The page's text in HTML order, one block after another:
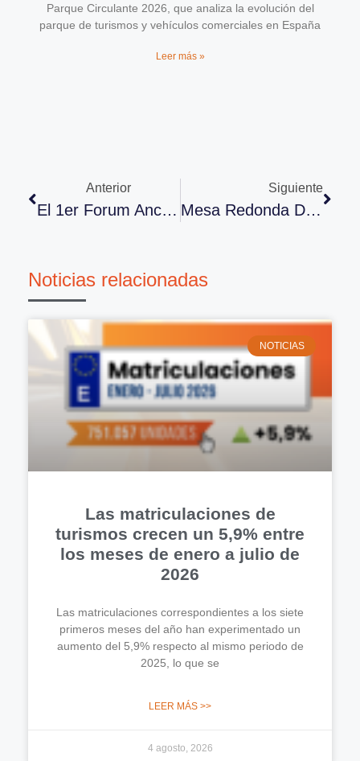
Parque Circulante 2026, que analiza la evolución del
parque de turismos y vehículos comerciales en España
Leer más »
Anterior
El 1er Forum Ancera Sitúa La Digitalización, La Conectividad Y El Medio Ambiente Como Los Ejes Claves Para El Sector De La Distribución De Recambios
Siguiente
Mesa Redonda De SERCA Con La Participación De Ancera: “¿Tiene Futuro La Distribución Atomizada Que Tenemos En El Recambio?”
Noticias relacionadas
NOTICIAS
Las matriculaciones de
turismos crecen un 5,9% entre
los meses de enero a julio de
2026
Las matriculaciones correspondientes a los siete
primeros meses del año han experimentado un
aumento del 5,9% respecto al mismo periodo de
2025, lo que se
LEER MÁS >>
4 agosto, 2026